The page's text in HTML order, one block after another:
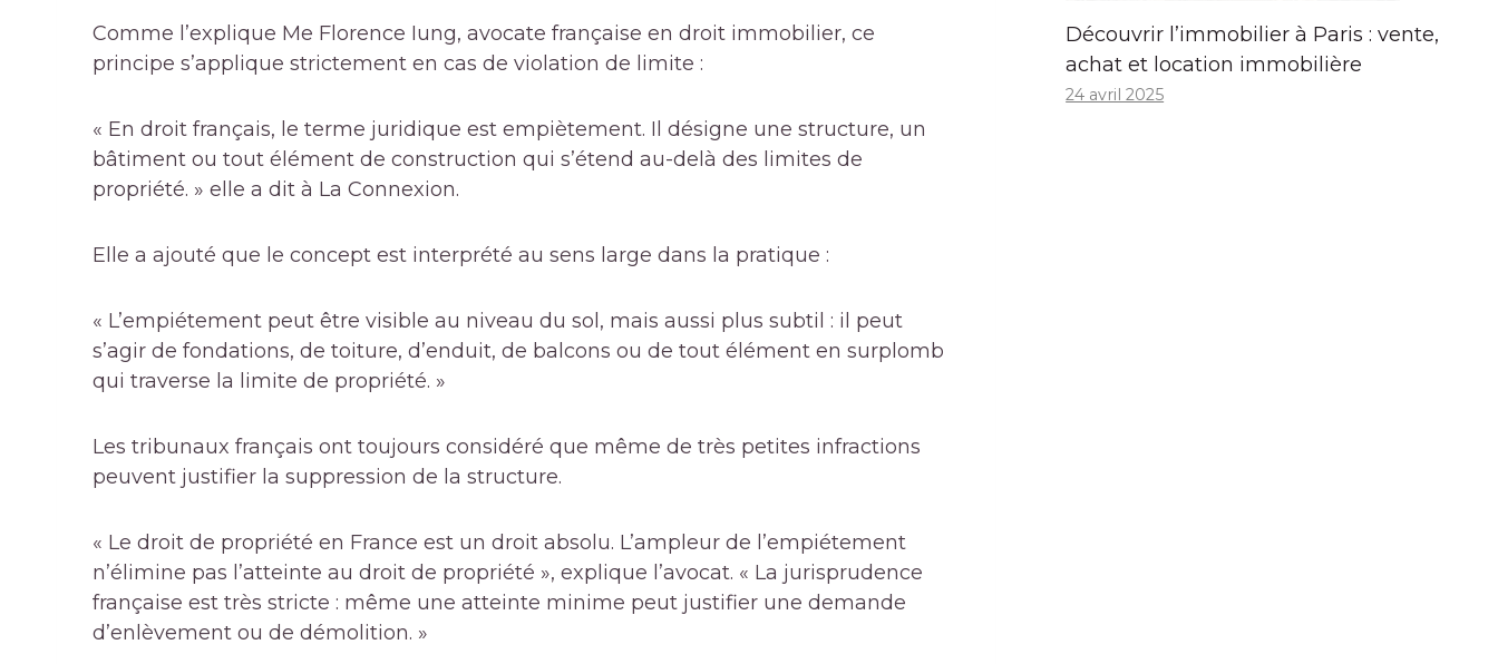
Comme l’explique Me Florence Iung, avocate française en droit immobilier, ce
principe s’applique strictement en cas de violation de limite :
« En droit français, le terme juridique est empiètement. Il désigne une structure, un
bâtiment ou tout élément de construction qui s’étend au-delà des limites de
propriété. » elle a dit à La Connexion.
Elle a ajouté que le concept est interprété au sens large dans la pratique :
« L’empiétement peut être visible au niveau du sol, mais aussi plus subtil : il peut
s’agir de fondations, de toiture, d’enduit, de balcons ou de tout élément en surplomb
qui traverse la limite de propriété. »
Les tribunaux français ont toujours considéré que même de très petites infractions
peuvent justifier la suppression de la structure.
« Le droit de propriété en France est un droit absolu. L’ampleur de l’empiétement
n’élimine pas l’atteinte au droit de propriété », explique l’avocat. « La jurisprudence
française est très stricte : même une atteinte minime peut justifier une demande
d’enlèvement ou de démolition. »
Découvrir l’immobilier à Paris : vente,
achat et location immobilière
24 avril 2025